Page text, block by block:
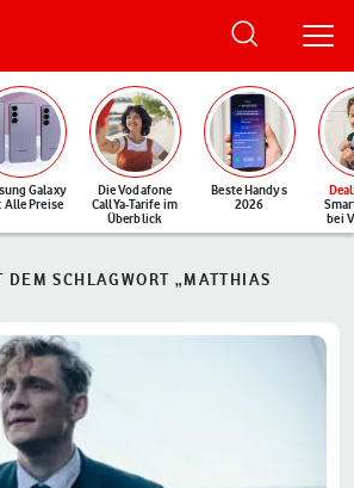
Galaxy
Alle Preise
Die Vodafone
CallYa-Tarife im
Überblick
Beste Handys
2026
Deal
bei
SCHLAGWORT „MATTHIAS